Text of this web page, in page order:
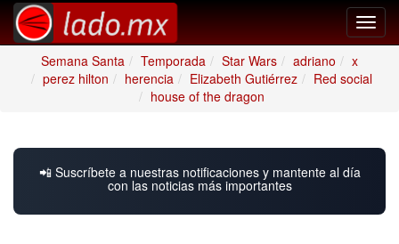
Semana Santa
Temporada Star Wars adriano
x
perez hilton
herencia Elizabeth Gutiérrez
Red social
house of the dragon
📲 Suscríbete a nuestras notificaciones y mantente al día
con las noticias más importantes